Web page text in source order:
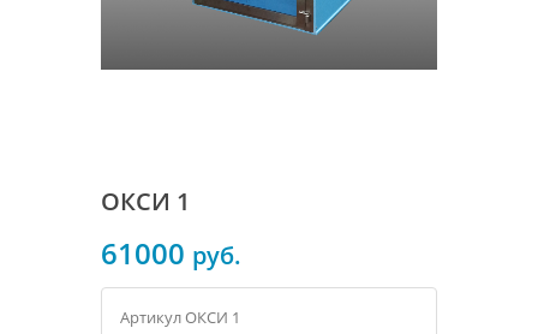
ОКСИ 1
61000 руб.
Артикул OКСИ 1